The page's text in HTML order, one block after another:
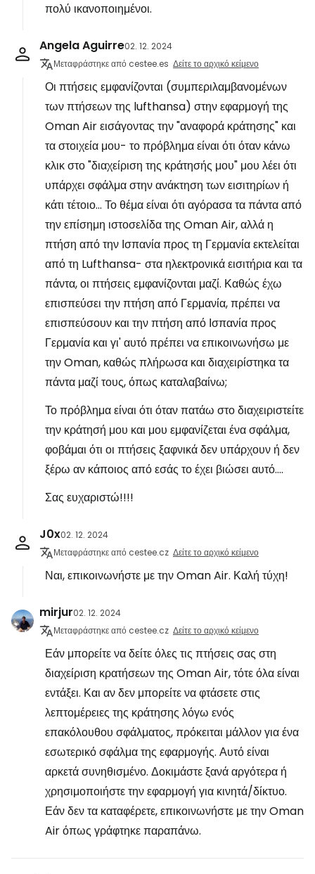
πολύ ικανοποιημένοι.
Angela Aguirre02. 12. 2024
Μεταφράστηκε από cestee.es Δείτε το αρχικό κείμενο
Οι πτήσεις εμφανίζονται (συμπεριλαμβανομένων
των πτήσεων της lufthansa) στην εφαρμογή της
Oman Air εισάγοντας την "αναφορά κράτησης" και
τα στοιχεία μου- το πρόβλημα είναι ότι όταν κάνω
κλικ στο "διαχείριση της κράτησής μου" μου λέει ότι
υπάρχει σφάλμα στην ανάκτηση των εισιτηρίων ή
κάτι τέτοιο... Το θέμα είναι ότι αγόρασα τα πάντα από
την επίσημη ιστοσελίδα της Oman Air, αλλά η
πτήση από την Ισπανία προς τη Γερμανία εκτελείται
από τη Lufthansa- στα ηλεκτρονικά εισιτήρια και τα
πάντα, οι πτήσεις εμφανίζονται μαζί. Καθώς έχω
επισπεύσει την πτήση από Γερμανία, πρέπει να
επισπεύσουν και την πτήση από Ισπανία προς
Γερμανία και γι' αυτό πρέπει να επικοινωνήσω με
την Oman, καθώς πλήρωσα και διαχειρίστηκα τα
πάντα μαζί τους, όπως καταλαβαίνω;
Το πρόβλημα είναι ότι όταν πατάω στο διαχειριστείτε
την κράτησή μου και μου εμφανίζεται ένα σφάλμα,
φοβάμαι ότι οι πτήσεις ξαφνικά δεν υπάρχουν ή δεν
ξέρω αν κάποιος από εσάς το έχει βιώσει αυτό....
Σας ευχαριστώ!!!!
J0x02. 12. 2024
Μεταφράστηκε από cestee.cz Δείτε το αρχικό κείμενο
Ναι, επικοινωνήστε με την Oman Air. Καλή τύχη!
mirjur02. 12. 2024
Μεταφράστηκε από cestee.cz Δείτε το αρχικό κείμενο
Εάν μπορείτε να δείτε όλες τις πτήσεις σας στη
διαχείριση κρατήσεων της Oman Air, τότε όλα είναι
εντάξει. Και αν δεν μπορείτε να φτάσετε στις
λεπτομέρειες της κράτησης λόγω ενός
επακόλουθου σφάλματος, πρόκειται μάλλον για ένα
εσωτερικό σφάλμα της εφαρμογής. Αυτό είναι
αρκετά συνηθισμένο. Δοκιμάστε ξανά αργότερα ή
χρησιμοποιήστε την εφαρμογή για κινητά/δίκτυο.
Εάν δεν τα καταφέρετε, επικοινωνήστε με την Oman
Air όπως γράφτηκε παραπάνω.